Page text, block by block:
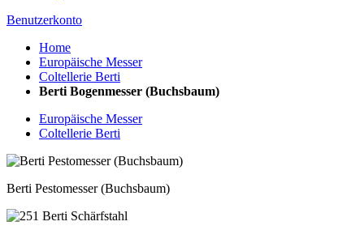
Benutzerkonto
Home
Europäische Messer
Coltellerie Berti
Berti Bogenmesser (Buchsbaum)
Europäische Messer
Coltellerie Berti
Berti Pestomesser (Buchsbaum)